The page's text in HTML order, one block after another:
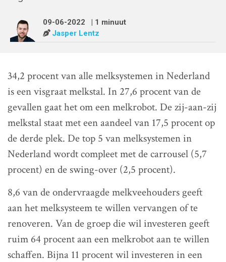
09-06-2022
| 1 minuut
Jasper Lentz
34,2 procent van alle melksystemen in Nederland
is een visgraat melkstal. In 27,6 procent van de
gevallen gaat het om een melkrobot. De zij-aan-zij
melkstal staat met een aandeel van 17,5 procent op
de derde plek. De top 5 van melksystemen in
Nederland wordt compleet met de carrousel (5,7
procent) en de swing-over (2,5 procent).
8,6 van de ondervraagde melkveehouders geeft
aan het melksysteem te willen vervangen of te
renoveren. Van de groep die wil investeren geeft
ruim 64 procent aan een melkrobot aan te willen
schaffen. Bijna 11 procent wil investeren in een